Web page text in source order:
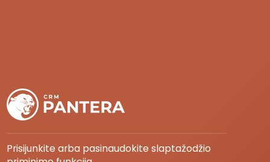
Prisijunkite arba pasinaudokite slaptažodžio